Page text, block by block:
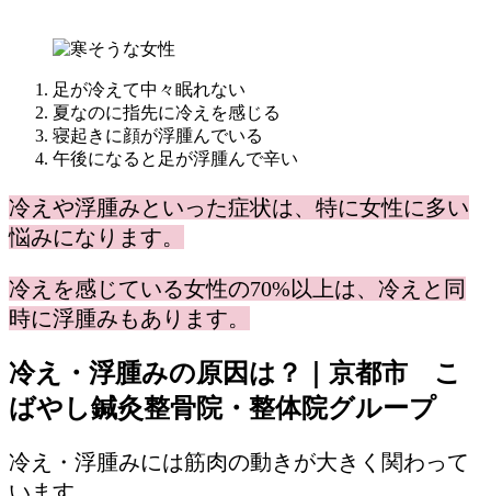
足が冷えて中々眠れない
夏なのに指先に冷えを感じる
寝起きに顔が浮腫んでいる
午後になると足が浮腫んで辛い
冷えや浮腫みといった症状は、特に女性に多い
悩みになります。
冷えを感じている女性の70%以上は、冷えと同
時に浮腫みもあります。
冷え・浮腫みの原因は？｜京都市 こ
ばやし鍼灸整骨院・整体院グループ
冷え・浮腫みには筋肉の動きが大きく関わって